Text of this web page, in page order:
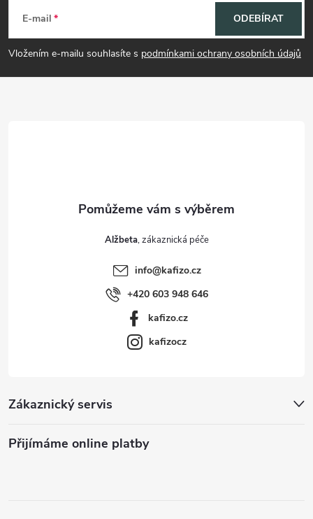
p
a
E-mail
Vložením e-mailu souhlasíte s podmínkami ochrany osobních údajů
ODEBÍRAT
Zákaznický servis
Přijímáme online platby
Alžbeta
info@kafizo.cz
+420 603 948 646
kafizo.cz
kafizocz